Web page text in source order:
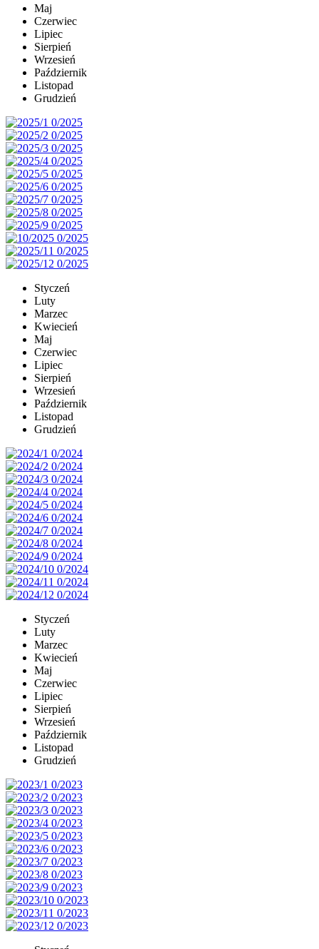
Maj
Czerwiec
Lipiec
Sierpień
Wrzesień
Październik
Listopad
Grudzień
Styczeń
Luty
Marzec
Kwiecień
Maj
Czerwiec
Lipiec
Sierpień
Wrzesień
Październik
Listopad
Grudzień
Styczeń
Luty
Marzec
Kwiecień
Maj
Czerwiec
Lipiec
Sierpień
Wrzesień
Październik
Listopad
Grudzień